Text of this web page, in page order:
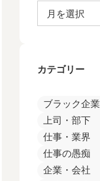
カテゴリー
ブラック企業
上司・部下
仕事・業界
仕事の愚痴
企業・会社